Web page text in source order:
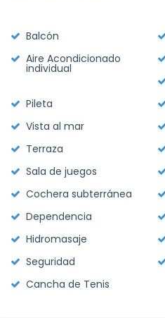
Balcón
Aire Acondicionado
individual
Pileta
Vista al mar
Terraza
Sala de juegos
Cochera subterránea
Dependencia
Hidromasaje
Seguridad
Cancha de Tenis